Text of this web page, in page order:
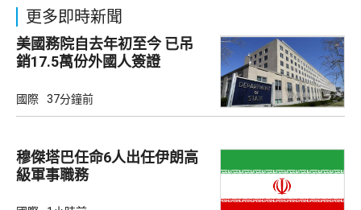
更多即時新聞
美國務院自去年初至今 已吊
銷17.5萬份外國人簽證
國際 37分鐘前
穆傑塔巴任命6人出任伊朗高
級軍事職務